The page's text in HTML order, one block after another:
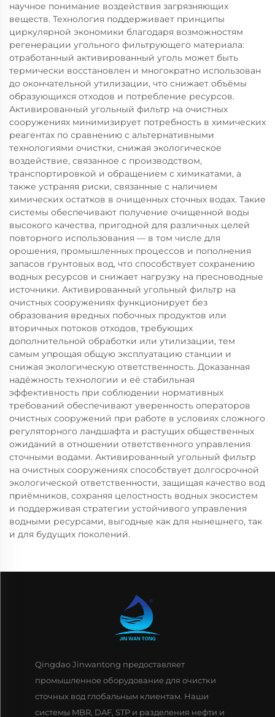
научное понимание воздействия загрязняющих
веществ. Технология поддерживает принципы
циркулярной экономики благодаря возможностям
регенерации угольного фильтрующего материала:
отработанный активированный уголь может быть
термически восстановлен и многократно использован
до окончательной утилизации, что снижает объёмы
образующихся отходов и потребление ресурсов.
Активированный угольный фильтр на очистных
сооружениях минимизирует потребность в химических
реагентах по сравнению с альтернативными
технологиями очистки, снижая экологическое
воздействие, связанное с производством,
транспортировкой и обращением с химикатами, а
также устраняя риски, связанные с наличием
химических остатков в очищенных сточных водах. Такие
системы обеспечивают получение очищенной воды
высокого качества, пригодной для различных целей
повторного использования — в том числе для
орошения, промышленных процессов и пополнения
запасов грунтовых вод, что способствует сохранению
водных ресурсов и снижает нагрузку на пресноводные
источники. Активированный угольный фильтр на
очистных сооружениях функционирует без
образования вредных побочных продуктов или
вторичных потоков отходов, требующих
дополнительной обработки или утилизации, тем
самым упрощая общую эксплуатацию станции и
снижая экологическую ответственность. Доказанная
надёжность технологии и её стабильная
эффективность при соблюдении нормативных
требований обеспечивают уверенность операторов
очистных сооружений при работе в условиях сложного
регуляторного ландшафта и растущих общественных
ожиданий в отношении ответственного управления
сточными водами. Активированный угольный фильтр
на очистных сооружениях способствует долгосрочной
экологической ответственности, защищая качество вод
приёмников, сохраняя целостность водных экосистем
и поддерживая стратегии устойчивого управления
водными ресурсами, выгодные как для нынешнего, так
и для будущих поколений.
Qingdao Jinwantong предоставляет
промышленное оборудование для очистки
сточных вод глобальным клиентам. Наши
системы MBR, DAF, STP и разделения нефти и